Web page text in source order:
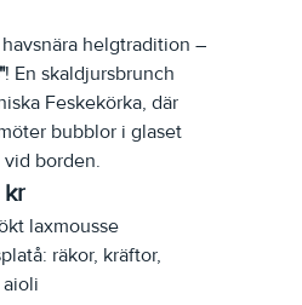
helgtradition –
! En skaldjursbrunch
Feskekörka, där
bubblor i glaset
borden.
laxmousse
räkor, kräftor,